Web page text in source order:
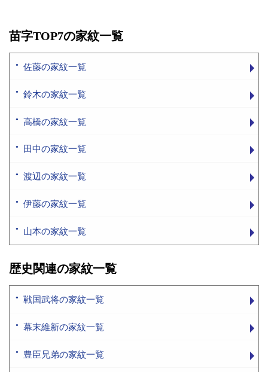
苗字TOP7の家紋一覧
佐藤の家紋一覧
鈴木の家紋一覧
高橋の家紋一覧
田中の家紋一覧
渡辺の家紋一覧
伊藤の家紋一覧
山本の家紋一覧
歴史関連の家紋一覧
戦国武将の家紋一覧
幕末維新の家紋一覧
豊臣兄弟の家紋一覧